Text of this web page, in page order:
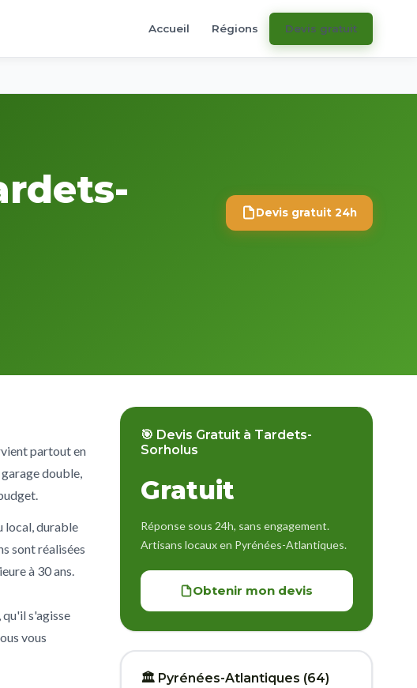
Accueil Régions Devis gratuit
Devis gratuit 24h
partout en
double,
local, durable
sont réalisées
à 30 ans.
s'agisse
vous
🎯 Devis Gratuit à Tardets-
Sorholus
Gratuit
Réponse sous 24h, sans engagement.
Artisans locaux en Pyrénées-Atlantiques.
Obtenir mon devis
🏛️ Pyrénées-Atlantiques (64)